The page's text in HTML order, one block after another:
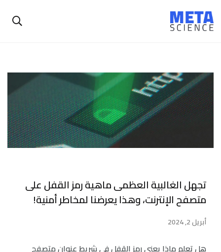
تجهل الغالبية العظمى ماهية رمز القفل على
متصفح الإنترنت، وهذا يعرضنا لمخاطر أمنية!
أبريل 2, 2024
هل تعلم ماذا يعني رمز القفل في شريط عنوان متصفح